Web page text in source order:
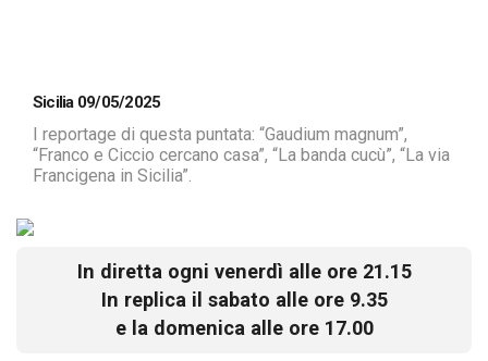
Sicilia 09/05/2025
I reportage di questa puntata: “Gaudium magnum”,
“Franco e Ciccio cercano casa”, “La banda cucù”, “La via
Francigena in Sicilia”.
In diretta ogni venerdì alle ore 21.15
In replica il sabato alle ore 9.35
e la domenica alle ore 17.00